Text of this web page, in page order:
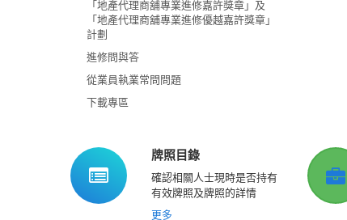
「地產代理商舖專業進修嘉許獎章」及
「地產代理商舖專業進修優越嘉許獎章」
計劃
進修問與答
從業員執業常問問題
下載專區
牌照目錄
確認相關人士現時是否持有
有效牌照及牌照的詳情
更多